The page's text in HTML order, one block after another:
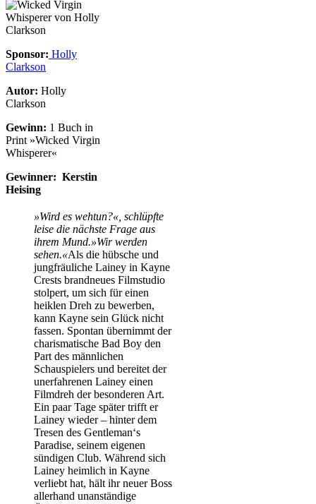
Sponsor: Holly
Clarkson
Autor: Holly
Clarkson
Gewinn: 1 Buch in
Print »Wicked Virgin
Whisperer«
Gewinner: Kerstin
Heising
»Wird es wehtun?«, schlüpfte
leise die nächste Frage aus
ihrem Mund.»Wir werden
sehen.«Als die hübsche und
jungfräuliche Lainey in Kayne
Crests brandneues Filmstudio
stolpert, um sich für einen
heiklen Dreh zu bewerben,
kann Kayne sein Glück nicht
fassen. Spontan übernimmt der
charismatische Bad Boy den
Part des männlichen
Schauspielers und bereitet der
unerfahrenen Lainey einen
Filmdreh der besonderen Art.
Ein paar Tage später trifft er
Lainey wieder – hinter dem
Tresen des Gentleman‘s
Paradise, seinem eigenen
sündigen Club. Während sich
Lainey heimlich in Kayne
verliebt hat, hält ihr neuer Boss
allerhand unanständige